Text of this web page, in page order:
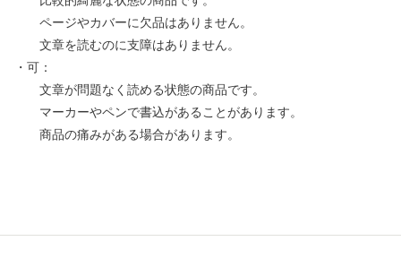
ページやカバーに欠品はありません。
文章を読むのに支障はありません。
・可：
文章が問題なく読める状態の商品です。
マーカーやペンで書込があることがあります。
商品の痛みがある場合があります。